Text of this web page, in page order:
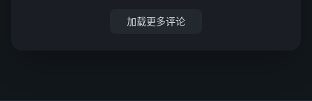
加载更多评论